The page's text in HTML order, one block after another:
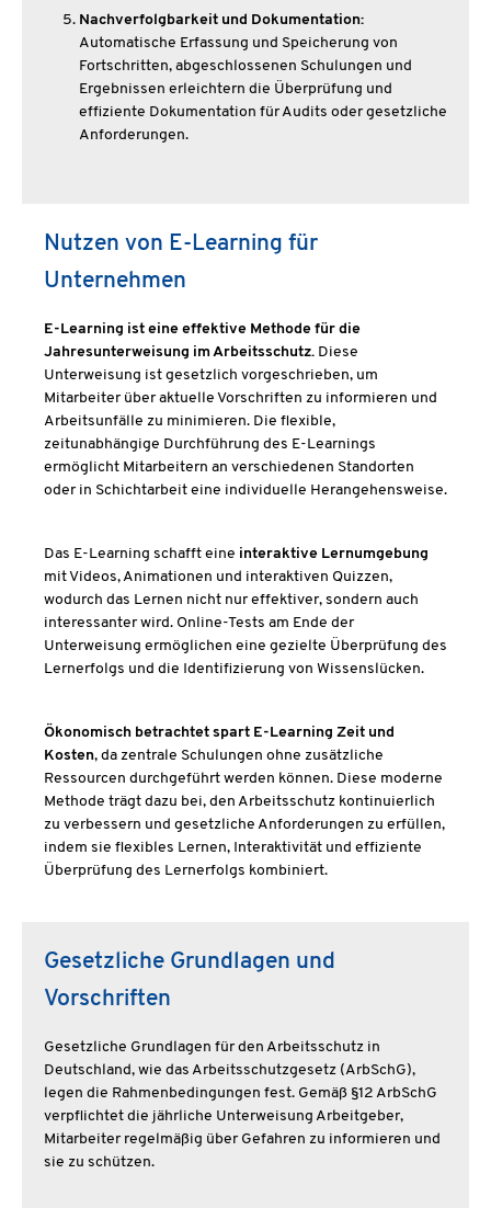
Nachverfolgbarkeit und Dokumentation:
Automatische Erfassung und Speicherung von
Fortschritten, abgeschlossenen Schulungen und
Ergebnissen erleichtern die Überprüfung und
effiziente Dokumentation für Audits oder gesetzliche
Anforderungen.
Nutzen von E-Learning für
Unternehmen
E-Learning ist eine effektive Methode für die
Jahresunterweisung im Arbeitsschutz. Diese
Unterweisung ist gesetzlich vorgeschrieben, um
Mitarbeiter über aktuelle Vorschriften zu informieren und
Arbeitsunfälle zu minimieren. Die flexible,
zeitunabhängige Durchführung des E-Learnings
ermöglicht Mitarbeitern an verschiedenen Standorten
oder in Schichtarbeit eine individuelle Herangehensweise.
Das E-Learning schafft eine interaktive Lernumgebung
mit Videos, Animationen und interaktiven Quizzen,
wodurch das Lernen nicht nur effektiver, sondern auch
interessanter wird. Online-Tests am Ende der
Unterweisung ermöglichen eine gezielte Überprüfung des
Lernerfolgs und die Identifizierung von Wissenslücken.
Ökonomisch betrachtet spart E-Learning Zeit und
Kosten, da zentrale Schulungen ohne zusätzliche
Ressourcen durchgeführt werden können. Diese moderne
Methode trägt dazu bei, den Arbeitsschutz kontinuierlich
zu verbessern und gesetzliche Anforderungen zu erfüllen,
indem sie flexibles Lernen, Interaktivität und effiziente
Überprüfung des Lernerfolgs kombiniert.
Gesetzliche Grundlagen und
Vorschriften
Gesetzliche Grundlagen für den Arbeitsschutz in
Deutschland, wie das Arbeitsschutzgesetz (ArbSchG),
legen die Rahmenbedingungen fest. Gemäß §12 ArbSchG
verpflichtet die jährliche Unterweisung Arbeitgeber,
Mitarbeiter regelmäßig über Gefahren zu informieren und
sie zu schützen.